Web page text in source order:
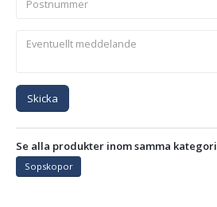
Skicka
Se alla produkter inom samma kategori
Sopskopor